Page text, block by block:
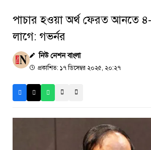
পাচার হওয়া অর্থ ফেরত আনতে
লাগে: গভর্নর
নিউ নেশন বাংলা
প্রকাশিত: ১৭ ডিসেম্বর ২০২৫, ২০:২৭